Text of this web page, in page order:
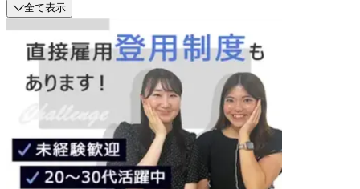
全て表示